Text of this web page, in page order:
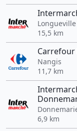
Longueville
15,5 km
Nangis
11,7 km
6,9 km